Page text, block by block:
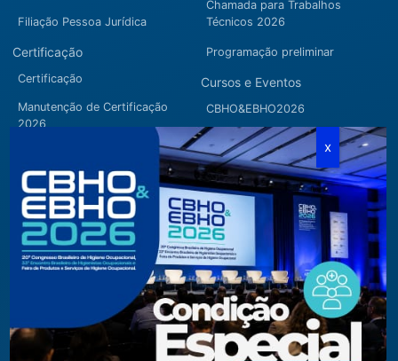
Filiação Pessoa Jurídica
Certificação
Certificação
Manutenção de Certificação
2026
Chamada para Trabalhos
Técnicos 2026
Programação preliminar
Cursos e Eventos
CBHO&EBHO2026
Cursos Modulares
Eventos Apoiados
Eventos Regionais
Loja